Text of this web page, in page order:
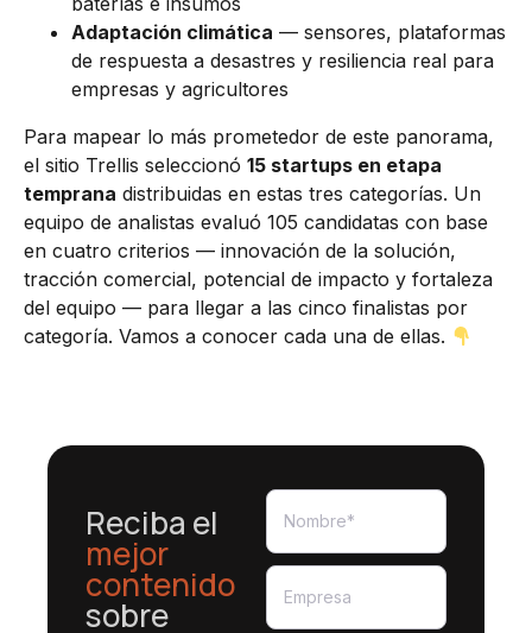
Adaptación climática — sensores, plataformas
de respuesta a desastres y resiliencia real para
empresas y agricultores
Para mapear lo más prometedor de este panorama,
el sitio Trellis seleccionó 15 startups en etapa
temprana distribuidas en estas tres categorías. Un
equipo de analistas evaluó 105 candidatas con base
en cuatro criterios — innovación de la solución,
tracción comercial, potencial de impacto y fortaleza
del equipo — para llegar a las cinco finalistas por
categoría. Vamos a conocer cada una de ellas.
Reciba el
mejor
contenido
sobre